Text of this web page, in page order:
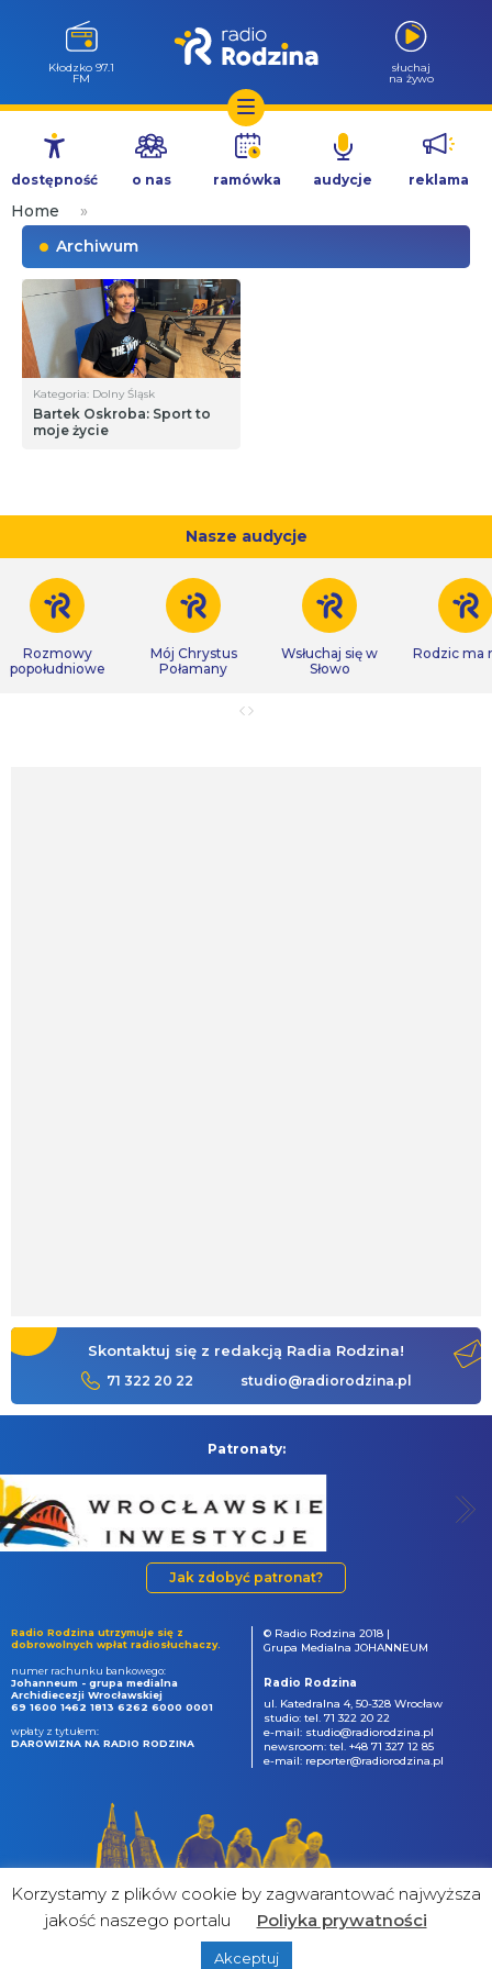
Przejdź
treści
Kłodzko 97.1
FM
słuchaj
na żywo
dostępność o nas ramówka audycje reklama
Home
»
Archiwum
Kategoria: Dolny Śląsk
Bartek Oskroba: Sport to
moje życie
Nasze audycje
Rozmowy
popołudniowe
Mój Chrystus
Połamany
Wsłuchaj się w
Słowo
Rodzic ma
Skontaktuj się z redakcją Radia Rodzina!
71 322 20 22 studio@radiorodzina.pl
Patronaty:
Jak zdobyć patronat?
Radio Rodzina utrzymuje się z
dobrowolnych wpłat radiosłuchaczy.
numer rachunku bankowego:
Johanneum - grupa medialna
Archidiecezji Wrocławskiej
69 1600 1462 1813 6262 6000 0001
wpłaty z tytułem:
DAROWIZNA NA RADIO RODZINA
© Radio Rodzina 2018 |
Grupa Medialna JOHANNEUM
Radio Rodzina
ul. Katedralna 4, 50-328 Wrocław
studio: tel. 71 322 20 22
e-mail: studio@radiorodzina.pl
newsroom: tel. +48 71 327 12 85
e-mail: reporter@radiorodzina.pl
&
Korzystamy z plików cookie by zagwarantować najwyższa
jakość naszego portalu
Poliyka prywatności
Akceptuj